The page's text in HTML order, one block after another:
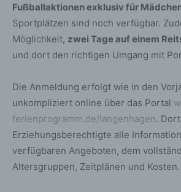
Fußballaktionen exklusiv für
Sportplätzen sind noch verfügbar.
Möglichkeit, zwei Tage auf einem
und dort den richtigen Umgang mit
Die Anmeldung erfolgt wie in den
unkompliziert online über das Portal
ferienprogramm.de/langenhagen.
Erziehungsberechtigte alle
verfügbaren Angeboten, dem
Altersgruppen, Zeitplänen und Kosten.